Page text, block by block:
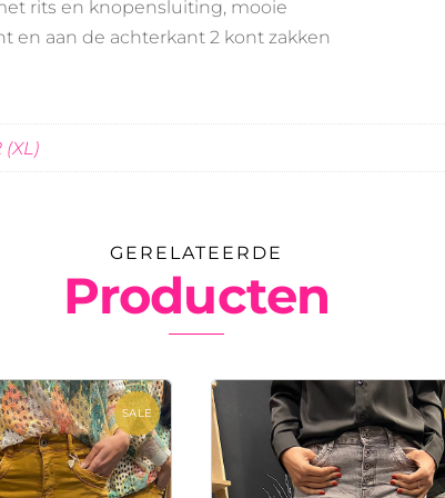
rits en knopensluiting, mooie
en aan de achterkant 2 kont zakken
(XL)
GERELATEERDE
Producten
SALE